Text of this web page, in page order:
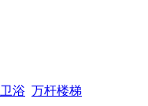
卫浴 万杆楼梯